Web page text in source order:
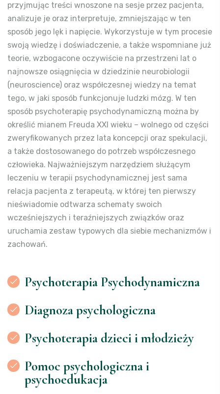
przyjmując treści wnoszone na sesje przez pacjenta,
analizuje je oraz interpretuje, zmniejszając w ten
sposób jego lęk i napięcie. Wykorzystuje w tym procesie
swoją wiedzę i doświadczenie, a także wspomniane już
teorie, wzbogacone oczywiście na przestrzeni lat o
najnowsze osiągnięcia w dziedzinie neurobiologii
(neuroscience) oraz współczesnej wiedzy na temat
tego, w jaki sposób funkcjonuje ludzki mózg. W ten
sposób psychoterapię psychodynamiczną można by
określić mianem Freuda XXI wieku – wolnego od części
zweryfikowanych przez lata koncepcji oraz spekulacji,
a także dostosowanego do potrzeb współczesnego
człowieka. Najważniejszym narzędziem służącym
leczeniu w terapii psychodynamicznej jest sama
relacja pacjenta z terapeutą, w której ten pierwszy
nieświadomie odtwarza schematy swoich
wcześniejszych i teraźniejszych związków oraz
uruchamia zestaw typowych dla siebie mechanizmów i
zachowań.
Psychoterapia Psychodynamiczna
Diagnoza psychologiczna
Psychoterapia dzieci i młodzieży
Pomoc psychologiczna i
psychoedukacja